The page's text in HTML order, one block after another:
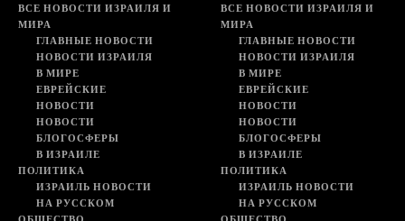
ВСЕ НОВОСТИ ИЗРАИЛЯ И
МИРА
ГЛАВНЫЕ НОВОСТИ
НОВОСТИ ИЗРАИЛЯ
В МИРЕ
ЕВРЕЙСКИЕ
НОВОСТИ
НОВОСТИ
БЛОГОСФЕРЫ
В ИЗРАИЛЕ
ПОЛИТИКА
ИЗРАИЛЬ НОВОСТИ
НА РУССКОМ
ВСЕ НОВОСТИ ИЗРАИЛЯ И
МИРА
ГЛАВНЫЕ НОВОСТИ
НОВОСТИ ИЗРАИЛЯ
В МИРЕ
ЕВРЕЙСКИЕ
НОВОСТИ
НОВОСТИ
БЛОГОСФЕРЫ
В ИЗРАИЛЕ
ПОЛИТИКА
ИЗРАИЛЬ НОВОСТИ
НА РУССКОМ